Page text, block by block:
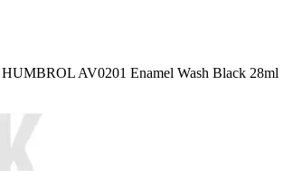
HUMBROL AV0201 Enamel Wash Black 28ml